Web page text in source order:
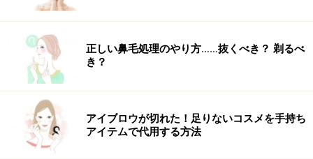
正しい鼻毛処理のやり方……抜くべき？ 剃るべ
き？
アイブロウが切れた！足りないコスメを手持ち
アイテムで代用する方法